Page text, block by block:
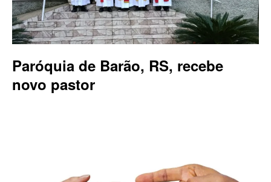
Paróquia de Barão, RS, recebe
novo pastor